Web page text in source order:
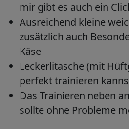
mir gibt es auch ein
Ausreichend kleine
zusätzlich auch
Käse
Leckerlitasche (mit
perfekt trainieren
Das Trainieren neben
sollte ohne Probleme